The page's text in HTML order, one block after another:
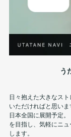
う
日々抱えた大きなス
いただければと思い
日本全国に展開予定
を目指し、気軽にニ
します。